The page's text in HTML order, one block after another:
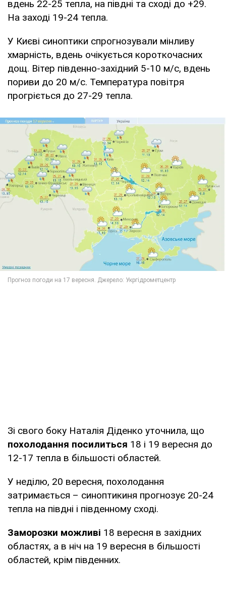
вдень 22-25 тепла, на півдні та сході до +29.
На заході 19-24 тепла.
У Києві синоптики спрогнозували мінливу
хмарність, вдень очікується короткочасних
дощ. Вітер південно-західний 5-10 м/с, вдень
пориви до 20 м/с. Температура повітря
прогріється до 27-29 тепла.
Зі свого боку Наталія Діденко уточнила, що
похолодання посилиться 18 і 19 вересня до
12-17 тепла в більшості областей.
У неділю, 20 вересня, похолодання
затримається – синоптикиня прогнозує 20-24
тепла на півдні і південному сході.
Заморозки можливі 18 вересня в західних
областях, а в ніч на 19 вересня в більшості
областей, крім південних.